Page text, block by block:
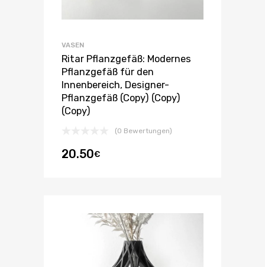
VASEN
Ritar Pflanzgefäß: Modernes
Pflanzgefäß für den
Innenbereich, Designer-
Pflanzgefäß (Copy) (Copy)
(Copy)
(0 Bewertungen)
20.50€